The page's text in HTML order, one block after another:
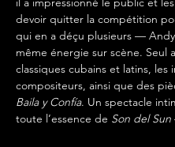
devoir quitter la compétition
qui en a déçu plusieurs —
même énergie sur scène. Seul
classiques cubains et latins, les
compositeurs, ainsi que des
Baila y Confía. Un spectacle
toute l’essence de Son del Sun